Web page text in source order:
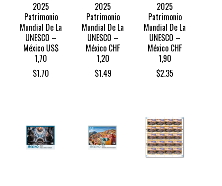
2025
Patrimonio
Mundial De La
UNESCO –
México US$
1,70
$1.70
2025
Patrimonio
Mundial De La
UNESCO –
México CHF
1,20
$1.49
2025
Patrimonio
Mundial De La
UNESCO –
México CHF
1,90
$2.35